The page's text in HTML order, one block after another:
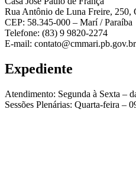
Rua Antônio de Luna Freire, 250,
CEP: 58.345-000 – Marí / Paraíba
Telefone: (83) 9 9820-2274
E-mail: contato@cmmari.pb.gov.br
Expediente
Atendimento: Segunda à Sexta –
Sessões Plenárias: Quarta-feira –